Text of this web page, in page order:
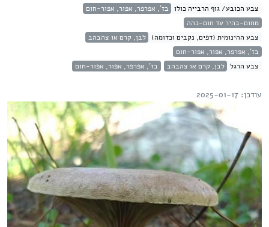
צבע הכובע/ גוף הרבייה כולו בז', אפרפר, אפור, אפור-חום
מחום-בהיר עד חום-כהה
צבע ההינומית (דפים, נקבים וכדומה) לבן, קרם או צהבהב
בז', אפרפר, אפור, אפור-חום
צבע הרגל לבן, קרם או צהבהב בז', אפרפר, אפור, אפור-חום
עודכן: 2025-01-17